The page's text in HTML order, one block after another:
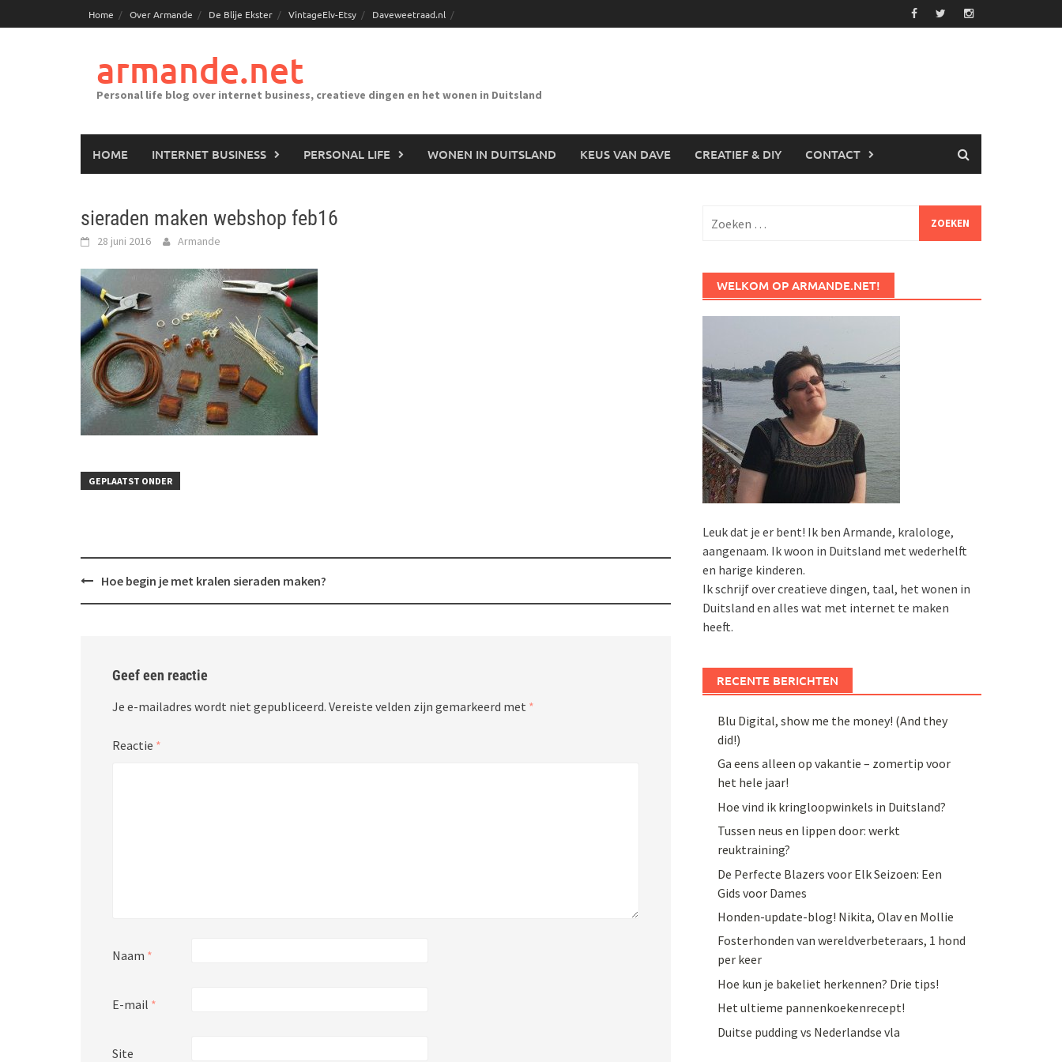
naar
Home Over Armande De Blije Ekster VintageElv-Etsy Daveweetraad.nl
armande.net
Personal life blog over internet business, creatieve dingen en het wonen in Duitsland
HOME INTERNET BUSINESS PERSONAL LIFE WONEN IN DUITSLAND KEUS VAN DAVE CREATIEF & DIY CONTACT
sieraden maken webshop feb16
28 juni 2016 Armande
GEPLAATST ONDER
BerichtHoe begin je met kralen sieraden maken?
Geef een reactie
Je e-mailadres wordt niet gepubliceerd. Vereiste velden zijn gemarkeerd met *
Reactie *
Naam *
E-mail *
Site
naar:
WELKOM OP ARMANDE.NET!
Leuk dat je er bent! Ik ben Armande, kralologe,
aangenaam. Ik woon in Duitsland met wederhelft
en harige kinderen.
Ik schrijf over creatieve dingen, taal, het wonen in
Duitsland en alles wat met internet te maken
heeft.
RECENTE BERICHTEN
Blu Digital, show me the money! (And they
did!)
Ga eens alleen op vakantie – zomertip voor
het hele jaar!
Hoe vind ik kringloopwinkels in Duitsland?
Tussen neus en lippen door: werkt
reuktraining?
De Perfecte Blazers voor Elk Seizoen: Een
Gids voor Dames
Honden-update-blog! Nikita, Olav en Mollie
Fosterhonden van wereldverbeteraars, 1 hond
per keer
Hoe kun je bakeliet herkennen? Drie tips!
Het ultieme pannenkoekenrecept!
Duitse pudding vs Nederlandse vla